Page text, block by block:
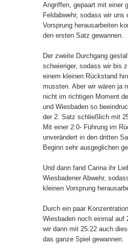
Angriffen, gepaart mit einer
Feldabwehr, sodass wir uns
Vorsprung herausarbeiten
den ersten Satz gewannen.
Der zweite Durchgang
schwieriger, sodass wir bis
einem kleinen Rückstand
mussten. Aber wir wären ja
nicht im richtigen Moment
und Wiesbaden so
der 2. Satz schließlich mit
Mit einer 2:0- Führung im
unverändert in den dritten
Beginn sehr ausgeglichen
Und dann fand Carina ihr
Wiesbadener Abwehr,
kleinen Vorsprung
Durch ein paar
Wiesbaden noch einmal auf
wir dann mit 25:22 auch
das ganze Spiel gewannen.